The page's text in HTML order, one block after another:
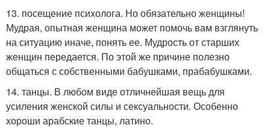
13. посещение психолога. Но обязательно женщины!
Мудрая, опытная женщина может помочь вам взглянуть
на ситуацию иначе, понять ее. Мудрость от старших
женщин передается. По этой же причине полезно
общаться с собственными бабушками, прабабушками.
14. танцы. В любом виде отличнейшая вещь для
усиления женской силы и сексуальности. Особенно
хороши арабские танцы, латино.